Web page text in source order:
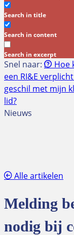
Search in title
Search in content
Search in excerpt
Snel naar: Hoe
een RI&E
geschil met mijn
lid?
Nieuws
Alle artikelen
Melding
nodig bij